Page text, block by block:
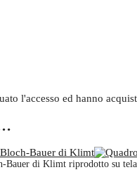
l'accesso ed hanno
Bauer di Klimt riprodotto su